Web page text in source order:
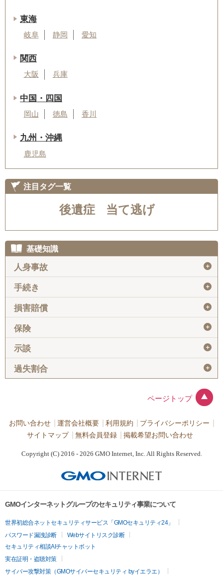
東海
岐阜 静岡 愛知
関西
大阪 兵庫
中国・四国
岡山 徳島 香川
九州・沖縄
鹿児島
注目タグ一覧
後遺症 当て逃げ
基礎知識
人身事故 ＋
手続き ＋
損害賠償 ＋
保険 ＋
示談 ＋
過失割合 ＋
ページトップ
お問い合わせ 運営会社概要 利用規約
プライバシーポリシー
サイトマップ
無料会員登録 掲載希望お問い合わせ
Copyright (C) 2016 - 2026 GMO Internet, Inc. All Rights Reserved.
GMOインターネットグループのセキュリティ事業について
世界初総合ネットセキュリティサービス「GMOセキュリティ24」
パスワード漏洩診断
Webサイトリスク診断
セキュリティ相談AIチャットボット
実在証明・盗聴対策
サイバー攻撃対策（GMOサイバーセキュリティ byイエラエ）